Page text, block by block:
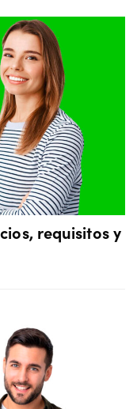
requisitos y